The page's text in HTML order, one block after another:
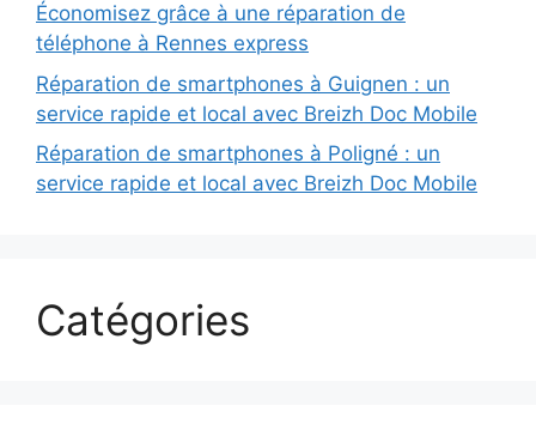
Économisez grâce à une réparation de
téléphone à Rennes express
Réparation de smartphones à Guignen : un
service rapide et local avec Breizh Doc Mobile
Réparation de smartphones à Poligné : un
service rapide et local avec Breizh Doc Mobile
Catégories